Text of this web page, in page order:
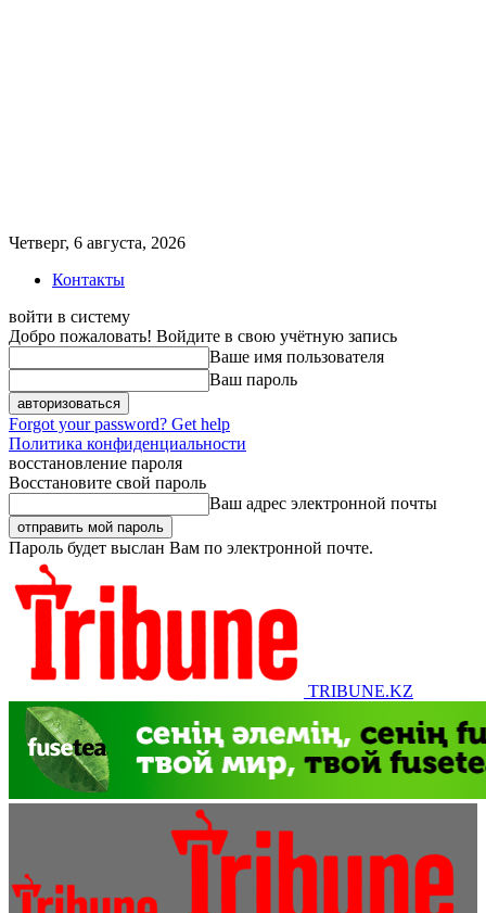
Четверг, 6 августа, 2026
Контакты
войти в систему
Добро пожаловать! Войдите в свою учётную запись
Ваше имя пользователя
Ваш пароль
Forgot your password? Get help
Политика конфиденциальности
восстановление пароля
Восстановите свой пароль
Ваш адрес электронной почты
Пароль будет выслан Вам по электронной почте.
TRIBUNE.KZ